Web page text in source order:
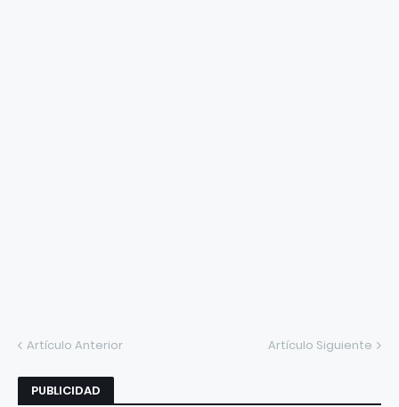
Artículo Anterior Artículo Siguiente
PUBLICIDAD